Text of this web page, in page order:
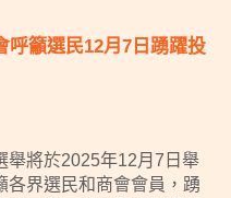
呼籲選民12月7日踴躍投
舉將於2025年12月7日舉
各界選民和商會會員，踴